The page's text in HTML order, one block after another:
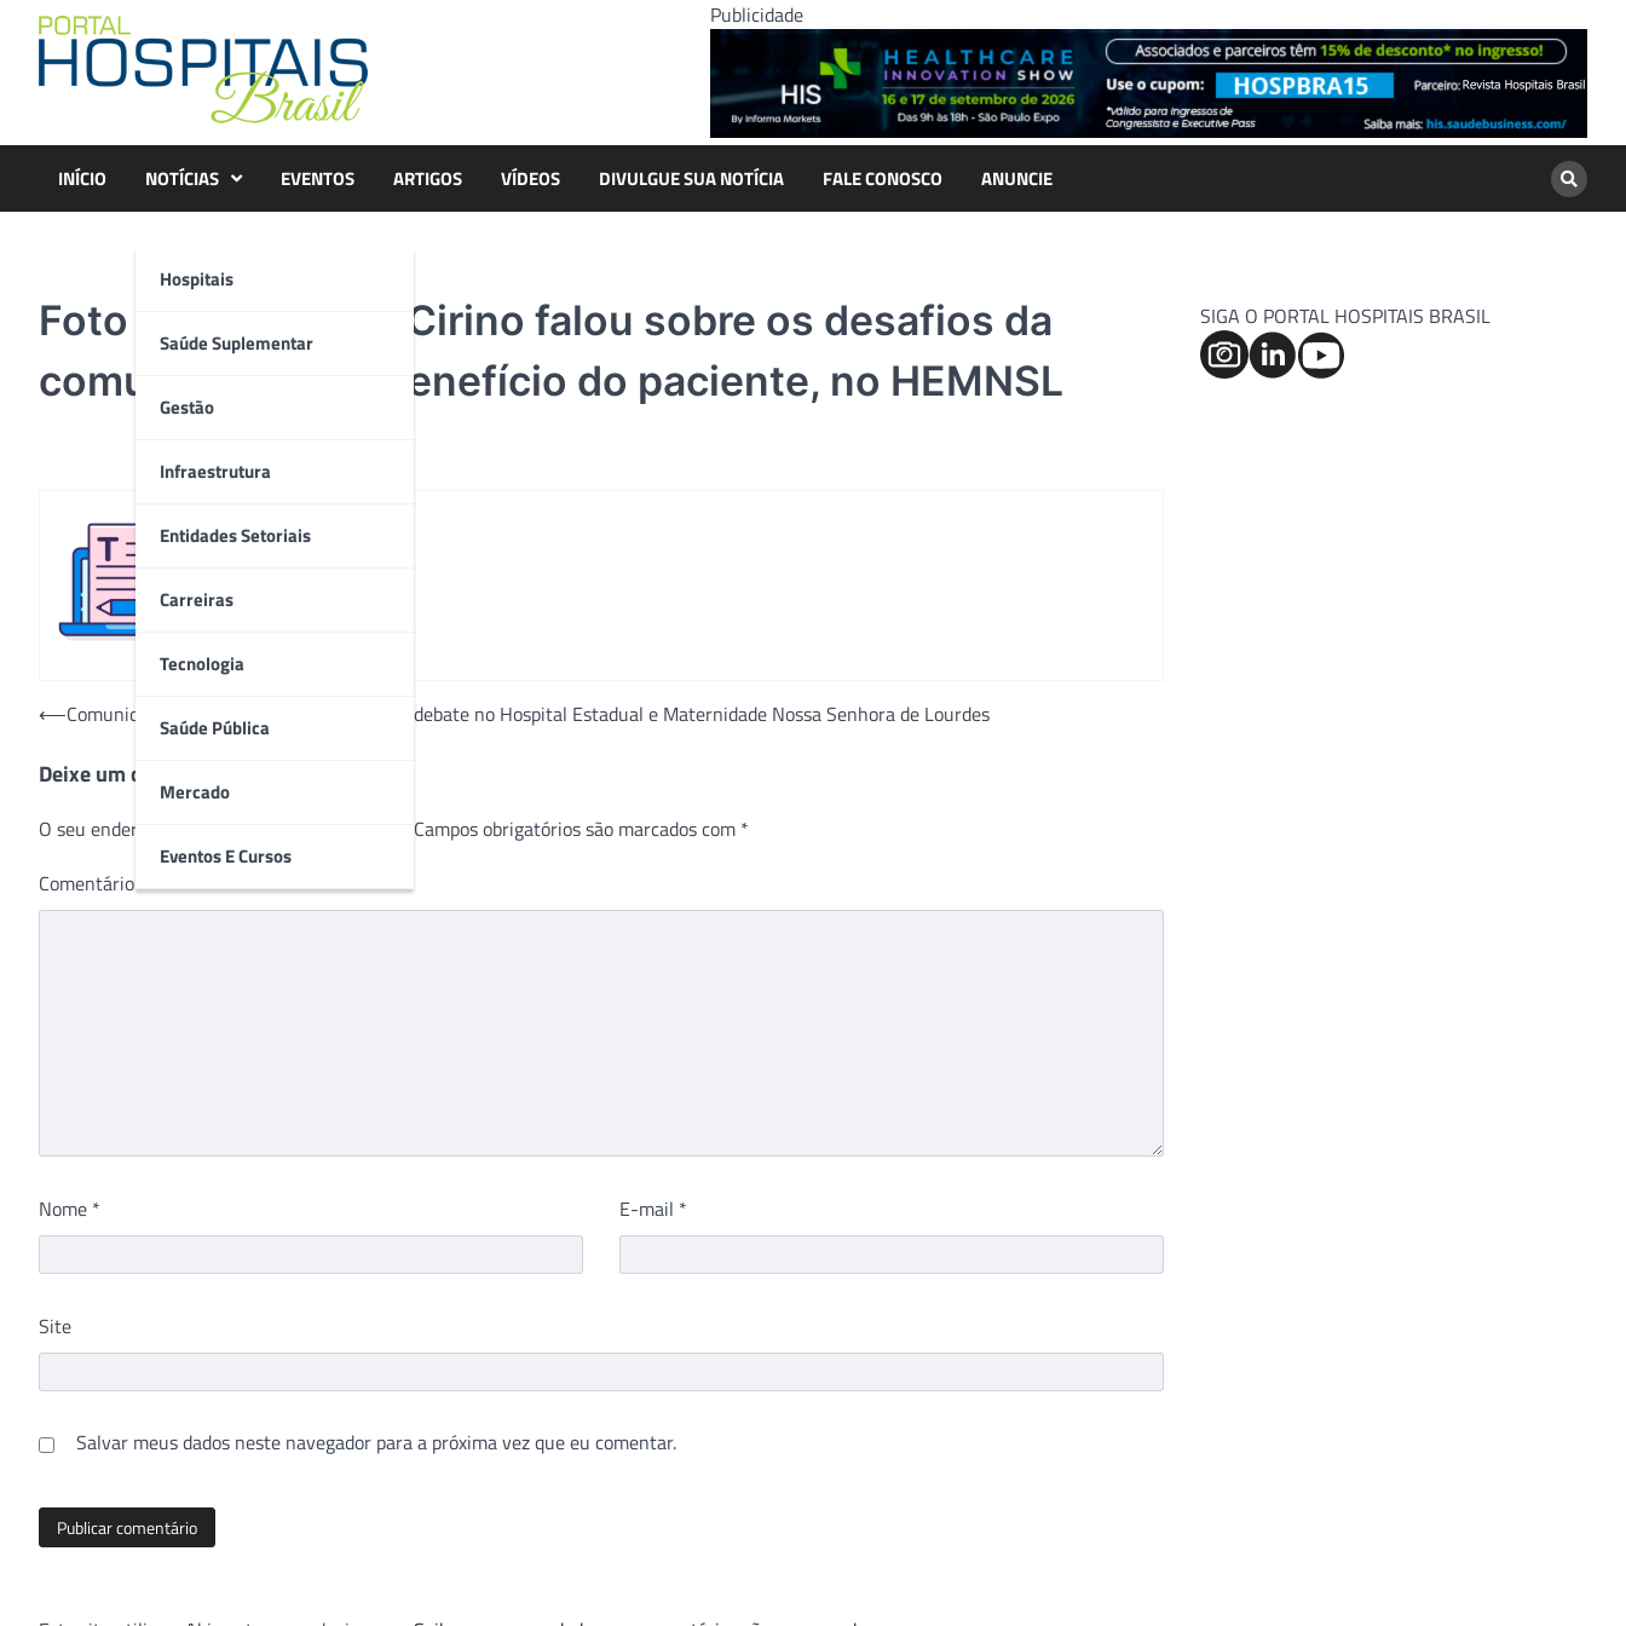
content
Publicidade
INÍCIO NOTÍCIAS
Hospitais
Saúde Suplementar
Gestão
Infraestrutura
Entidades Setoriais
Carreiras
Tecnologia
Saúde Pública
Mercado
Eventos E Cursos
EVENTOS ARTIGOS VÍDEOS DIVULGUE SUA NOTÍCIA FALE CONOSCO ANUNCIE
Foto 1 – J. Antônio Cirino falou sobre os desafios da
comunicação em benefício do paciente, no HEMNSL
Navegação
Post
⟵Comunicação e segurança do paciente em debate no Hospital Estadual e Maternidade Nossa Senhora de Lourdes
Deixe um comentário
O seu endereço de e-mail não será publicado. Campos obrigatórios são marcados com *
Comentário*
Nome * E-mail *
Site
Salvar meus dados neste navegador para a próxima vez que eu comentar.
SIGA O PORTAL HOSPITAIS BRASIL